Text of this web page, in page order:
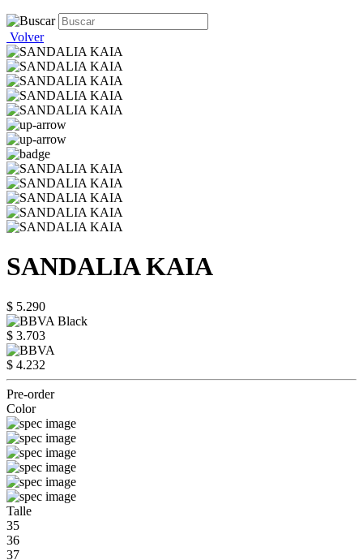
Volver
SANDALIA KAIA
$ 5.290
$ 3.703
$ 4.232
Pre-order
Color
Talle
35
36
37